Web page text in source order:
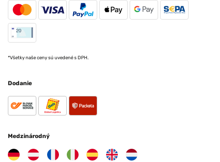
*Všetky naše ceny sú uvedené s DPH.
Dodanie
Medzinárodný